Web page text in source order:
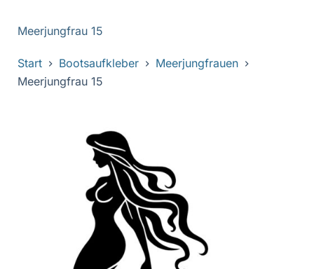
Meerjungfrau 15
Start Bootsaufkleber
Meerjungfrauen
Meerjungfrau 15